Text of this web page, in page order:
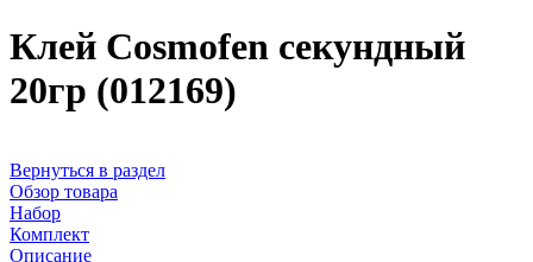
Клей Cosmofen секундный
20гр (012169)
Вернуться в раздел
Обзор товара
Набор
Комплект
Описание